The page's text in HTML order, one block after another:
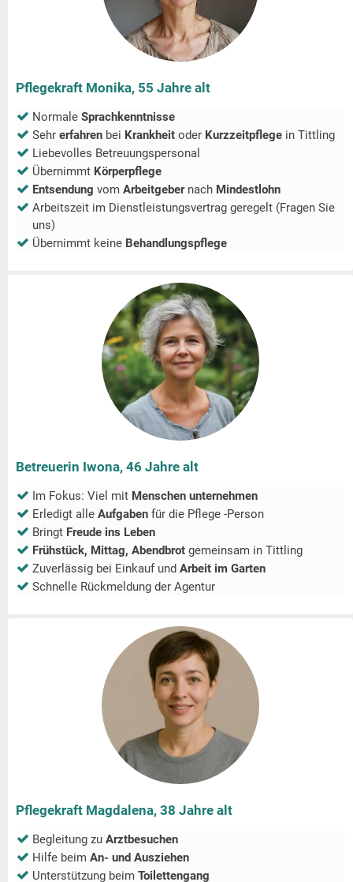
Pflegekraft Monika, 55 Jahre alt
Normale Sprachkenntnisse
Sehr erfahren bei Krankheit oder Kurzzeitpflege in Tittling
Liebevolles Betreuungspersonal
Übernimmt Körperpflege
Entsendung vom Arbeitgeber nach Mindestlohn
Arbeitszeit im Dienstleistungsvertrag geregelt (Fragen Sie
uns)
Übernimmt keine Behandlungspflege
Betreuerin Iwona, 46 Jahre alt
Im Fokus: Viel mit Menschen unternehmen
Erledigt alle Aufgaben für die Pflege -Person
Bringt Freude ins Leben
Frühstück, Mittag, Abendbrot gemeinsam in Tittling
Zuverlässig bei Einkauf und Arbeit im Garten
Schnelle Rückmeldung der Agentur
Pflegekraft Magdalena, 38 Jahre alt
Begleitung zu Arztbesuchen
Hilfe beim An- und Ausziehen
Unterstützung beim Toilettengang